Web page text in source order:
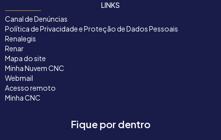
LINKS
Canal de Denúncias
Política de Privacidade e Proteção de Dados Pessoais
Renalegis
Renar
Mapa do site
Minha Nuvem CNC
Webmail
Acesso remoto
Minha CNC
Fique por dentro